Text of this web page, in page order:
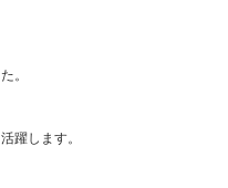
。
躍します。